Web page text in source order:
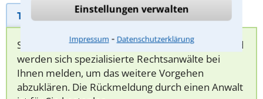
Einstellungen verwalten
Impressum ⁃ Datenschutzerklärung
Telefonhilfe Beratungsanfrage
Sie können hier Ihren Fall schildern. Anschließend
werden sich spezialisierte Rechtsanwälte bei
Ihnen melden, um das weitere Vorgehen
abzuklären. Die Rückmeldung durch einen Anwalt